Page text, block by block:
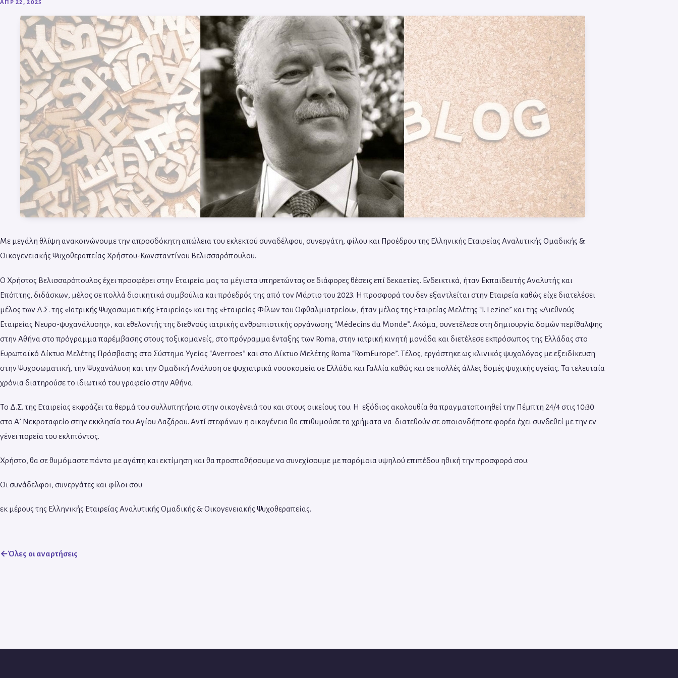
ΑΠΡ 22, 2025
Με μεγάλη θλίψη ανακοινώνουμε την απροσδόκητη απώλεια του εκλεκτού συναδέλφου, συνεργάτη, φίλου και Προέδρου της Ελληνικής Εταιρείας Αναλυτικής Ομαδικής &
Οικογενειακής Ψυχοθεραπείας Χρήστου-Κωνσταντίνου Βελισσαρόπουλου.
Ο Χρήστος Βελισσαρόπουλος έχει προσφέρει στην Εταιρεία μας τα μέγιστα υπηρετώντας σε διάφορες θέσεις επί δεκαετίες. Ενδεικτικά, ήταν Εκπαιδευτής Αναλυτής και
Επόπτης, διδάσκων, μέλος σε πολλά διοικητικά συμβούλια και πρόεδρός της από τον Μάρτιο του 2023. Η προσφορά του δεν εξαντλείται στην Εταιρεία καθώς είχε διατελέσει
μέλος των Δ.Σ. της «Ιατρικής Ψυχοσωματικής Εταιρείας» και της «Εταιρείας Φίλων του Οφθαλμιατρείου», ήταν μέλος της Εταιρείας Μελέτης “I. Lezine” και της «Διεθνούς
Εταιρείας Νευρο-ψυχανάλυσης», και εθελοντής της διεθνούς ιατρικής ανθρωπιστικής οργάνωσης “Médecins du Monde”. Ακόμα, συνετέλεσε στη δημιουργία δομών περίθαλψης
στην Αθήνα στο πρόγραμμα παρέμβασης στους τοξικομανείς, στο πρόγραμμα ένταξης των Roma, στην ιατρική κινητή μονάδα και διετέλεσε εκπρόσωπος της Ελλάδας στο
Ευρωπαϊκό Δίκτυο Μελέτης Πρόσβασης στο Σύστημα Υγείας “Averroes” και στο Δίκτυο Μελέτης Roma “RomEurope”. Τέλος, εργάστηκε ως κλινικός ψυχολόγος με εξειδίκευση
στην Ψυχοσωματική, την Ψυχανάλυση και την Ομαδική Ανάλυση σε ψυχιατρικά νοσοκομεία σε Ελλάδα και Γαλλία καθώς και σε πολλές άλλες δομές ψυχικής υγείας. Τα τελευταία
χρόνια διατηρούσε το ιδιωτικό του γραφείο στην Αθήνα.
Το Δ.Σ. της Εταιρείας εκφράζει τα θερμά του συλλυπητήρια στην οικογένειά του και στους οικείους του. Η εξόδιος ακολουθία θα πραγματοποιηθεί την Πέμπτη 24/4 στις 10:30
στο Α’ Νεκροταφείο στην εκκλησία του Αγίου Λαζάρου. Αντί στεφάνων η οικογένεια θα επιθυμούσε τα χρήματα να διατεθούν σε οποιονδήποτε φορέα έχει συνδεθεί με την εν
γένει πορεία του εκλιπόντος.
Χρήστο, θα σε θυμόμαστε πάντα με αγάπη και εκτίμηση και θα προσπαθήσουμε να συνεχίσουμε με παρόμοια υψηλού επιπέδου ηθική την προσφορά σου.
Οι συνάδελφοι, συνεργάτες και φίλοι σου
εκ μέρους της Ελληνικής Εταιρείας Αναλυτικής Ομαδικής & Οικογενειακής Ψυχοθεραπείας.
Όλες οι αναρτήσεις